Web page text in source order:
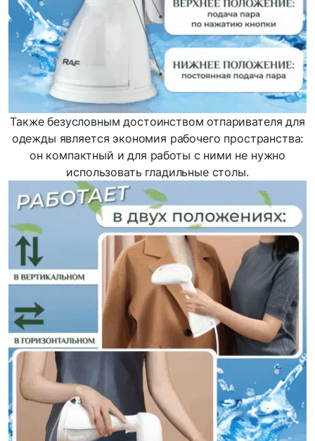
Также безусловным достоинством отпаривателя для
одежды является экономия рабочего пространства:
он компактный и для работы с ними не нужно
использовать гладильные столы.